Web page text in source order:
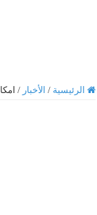
الرئيسية / الأخبار /